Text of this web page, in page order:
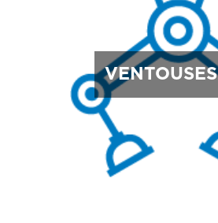
VENTOUSES